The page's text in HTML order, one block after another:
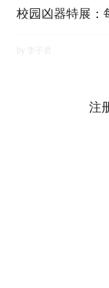
校园凶器特展：
注